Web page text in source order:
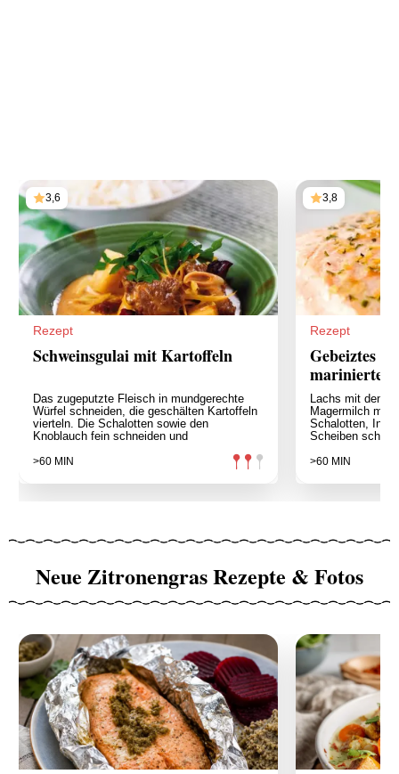
3,6
Rezept
Schweinsgulai mit Kartoffeln
Das zugeputzte Fleisch in mundgerechte
Würfel schneiden, die geschälten Kartoffeln
vierteln. Die Schalotten sowie den
Knoblauch fein schneiden und
>60 MIN
3,8
Rezept
Gebeiztes
mariniertem
Lachs mit den
Magermilch
Schalotten,
Scheiben
>60 MIN
Neue Zitronengras Rezepte & Fotos